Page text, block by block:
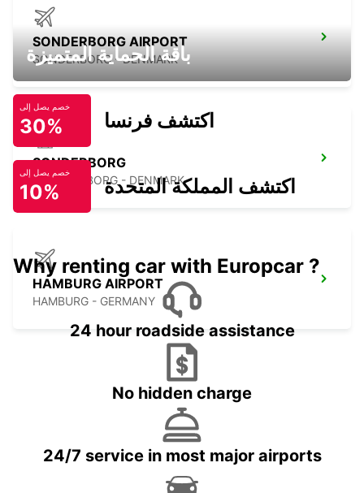
SONDERBORG AIRPORT
SONDERBORG - DENMARK
SONDERBORG
SOENDERBORG - DENMARK
HAMBURG AIRPORT
HAMBURG - GERMANY
باقة الحماية المتميزة
خصم يصل إلى
30% اكتشف فرنسا
خصم يصل إلى
10% اكتشف المملكة المتحدة
Why renting car with Europcar ?
24 hour roadside assistance
No hidden charge
24/7 service in most major airports